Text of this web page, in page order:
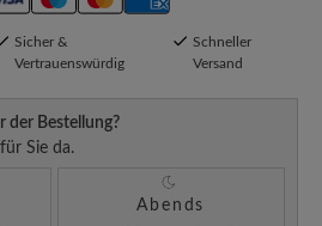
Sicher &
Vertrauenswürdig
Schneller
Versand
der Bestellung?
Sie da.
Abends